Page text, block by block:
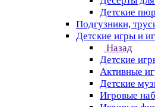
Детские
Подгузники,
Детские игры и
Назад
Детские
Активные
Детские
Игровые